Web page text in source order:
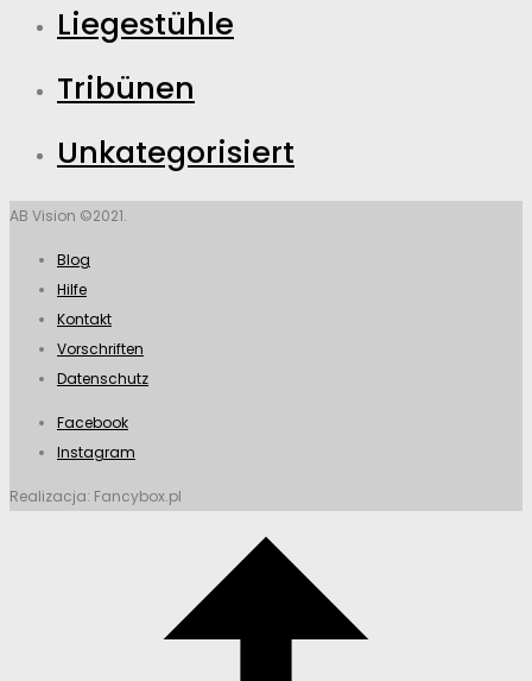
Liegestühle
Tribünen
Unkategorisiert
AB Vision ©2021.
Blog
Hilfe
Kontakt
Vorschriften
Datenschutz
Facebook
Instagram
Realizacja: Fancybox.pl